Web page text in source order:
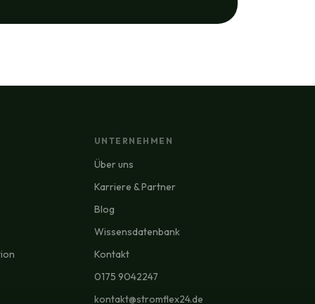
UNTERNEHMEN
Über uns
Karriere & Partner
Blog
Wissensdatenbank
Kontakt
0175 9042247
kontakt@stromflex24.de